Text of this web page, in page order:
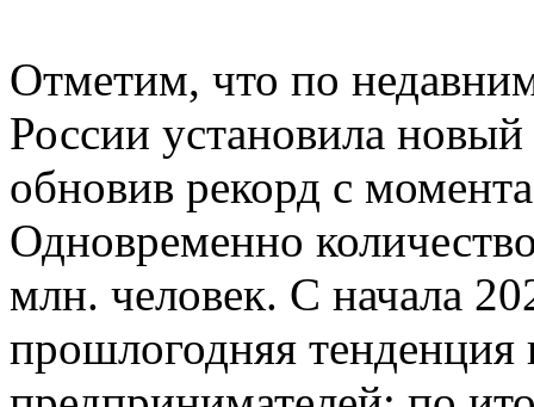
Отметим, что по
России установила
обновив рекорд с
Одновременно
млн. человек. С начала
прошлогодняя тенденция